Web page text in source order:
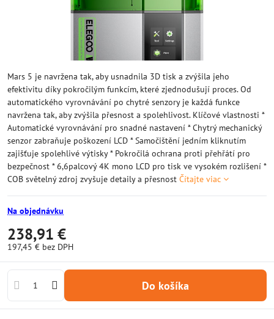
Mars 5 je navržena tak, aby usnadnila 3D tisk a zvýšila jeho
efektivitu díky pokročilým funkcím, které zjednodušují proces. Od
automatického vyrovnávání po chytré senzory je každá funkce
navržena tak, aby zvýšila přesnost a spolehlivost. Klíčové vlastnosti *
Automatické vyrovnávání pro snadné nastavení * Chytrý mechanický
senzor zabraňuje poškození LCD * Samočištění jedním kliknutím
zajišťuje spolehlivé výtisky * Pokročilá ochrana proti přehřátí pro
bezpečnost * 6,6palcový 4K mono LCD pro tisk ve vysokém rozlišení *
COB světelný zdroj zvyšuje detaily a přesnost Čítajte viac
Na objednávku
238,91 €
197,45 € bez DPH
Do košíka